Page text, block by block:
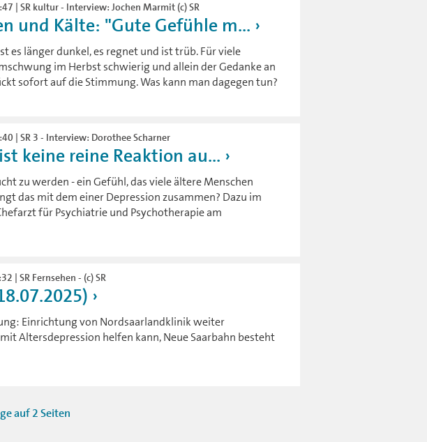
| SR kultur - Interview: Jochen Marmit (c) SR
und Kälte: "Gute Gefühle m...
es länger dunkel, es regnet und ist trüb. Für viele
im Herbst schwierig und allein der Gedanke an
sofort auf die Stimmung. Was kann man dagegen tun?
| SR 3 - Interview: Dorothee Scharner
keine reine Reaktion au...
zu werden - ein Gefühl, das viele ältere Menschen
das mit dem einer Depression zusammen? Dazu im
für Psychiatrie und Psychotherapie am
| SR Fernsehen - (c) SR
Einrichtung von Nordsaarlandklinik weiter
Altersdepression helfen kann, Neue Saarbahn besteht
auf 2 Seiten